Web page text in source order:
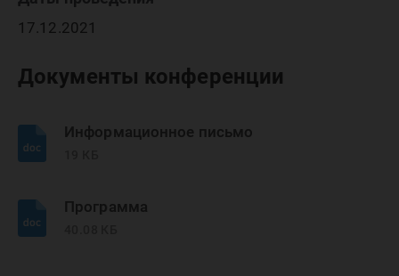
17.12.2021
Документы конференции
Информационное письмо
Программа